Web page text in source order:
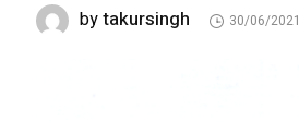
bytakursingh 30/06/2021